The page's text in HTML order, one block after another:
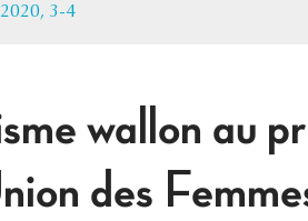
3-4
wallon au
des